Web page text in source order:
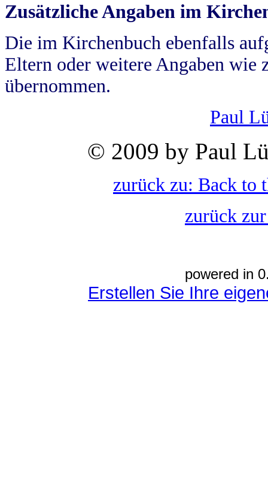
Zusätzliche Angaben im
Die im Kirchenbuch ebenfalls
Eltern oder weitere Angaben wie
übernommen.
Paul
© 2009 by Paul
zurück zu: Back to
zurück
powered in
Erstellen Sie Ihre